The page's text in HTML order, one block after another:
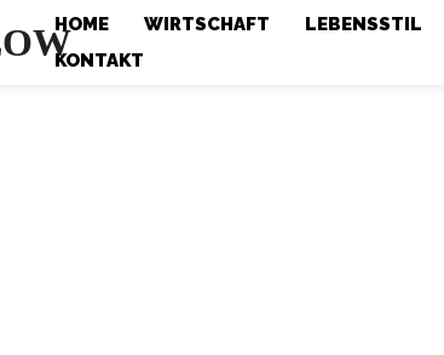
HOME WIRTSCHAFT LEBENSSTIL
KONTAKT